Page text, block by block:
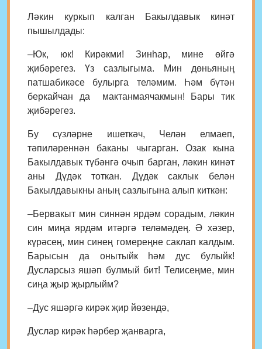
Ләкин куркып калган Бакылдавык кинәт
пышылдады:
–Юк, юк! Кирәкми! Зинһар, мине өйгә
җибәрегез. Үз сазлыгыма. Мин дөньяның
патшабикәсе булырга теләмим. Һәм бүтән
беркайчан да мактанмаячакмын! Бары тик
җибәрегез.
Бу сүзләрне ишеткәч, Челән елмаеп,
тәпиләреннән баканы чыгарган. Озак кына
Бакылдавык түбәнгә очып барган, ләкин кинәт
аны Дүдәк тоткан. Дүдәк саклык белән
Бакылдавыкны аның сазлыгына алып киткән:
–Бервакыт мин синнән ярдәм сорадым, ләкин
син миңа ярдәм итәргә теләмәдең. Ә хәзер,
күрәсең, мин синең гомереңне саклап калдым.
Барысын да онытыйк һәм дус булыйк!
Дусларсыз яшәп булмый бит! Телисеңме, мин
сиңа җыр җырлыйм?
–Дус яшәргә кирәк җир йөзендә,
Дуслар кирәк һәрбер җанварга,